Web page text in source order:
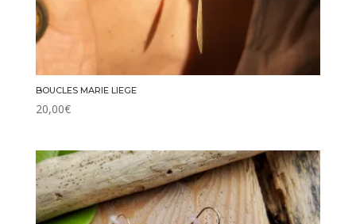
BOUCLES MARIE LIEGE
20,00€